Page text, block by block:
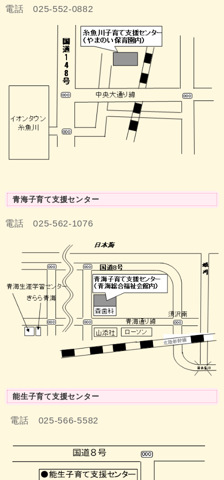
電話 025-552-0882
青海子育て支援センター
電話 025-562-1076
能生子育て支援センター
電話 025-566-5582